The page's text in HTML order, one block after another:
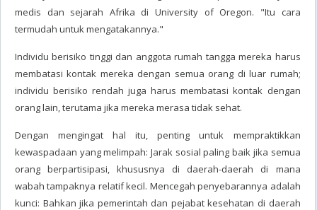
medis dan sejarah Afrika di University of Oregon. "Itu cara
termudah untuk mengatakannya."
Individu berisiko tinggi dan anggota rumah tangga mereka harus
membatasi kontak mereka dengan semua orang di luar rumah;
individu berisiko rendah juga harus membatasi kontak dengan
orang lain, terutama jika mereka merasa tidak sehat.
Dengan mengingat hal itu, penting untuk mempraktikkan
kewaspadaan yang melimpah: Jarak sosial paling baik jika semua
orang berpartisipasi, khususnya di daerah-daerah di mana
wabah tampaknya relatif kecil. Mencegah penyebarannya adalah
kunci: Bahkan jika pemerintah dan pejabat kesehatan di daerah